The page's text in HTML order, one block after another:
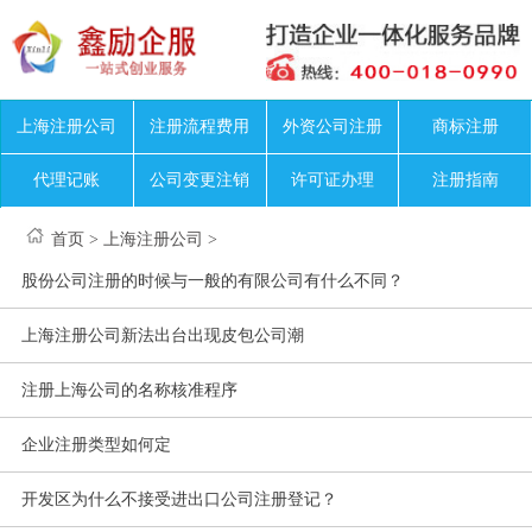
上海注册公司 注册流程费用 外资公司注册 商标注册
代理记账 公司变更注销 许可证办理 注册指南
首页 > 上海注册公司 >
股份公司注册的时候与一般的有限公司有什么不同？
上海注册公司新法出台出现皮包公司潮
注册上海公司的名称核准程序
企业注册类型如何定
开发区为什么不接受进出口公司注册登记？